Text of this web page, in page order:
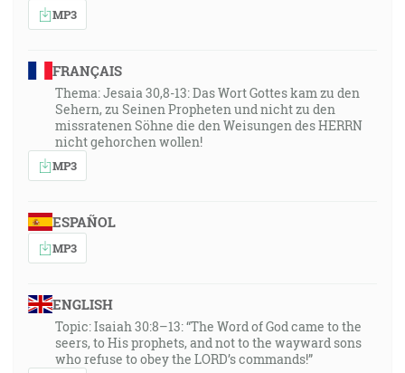
MP3
FRANÇAIS
Thema: Jesaia 30,8-13: Das Wort Gottes kam zu den
Sehern, zu Seinen Propheten und nicht zu den
missratenen Söhne die den Weisungen des HERRN
nicht gehorchen wollen!
MP3
ESPAÑOL
MP3
ENGLISH
Topic: Isaiah 30:8–13: “The Word of God came to the
seers, to His prophets, and not to the wayward sons
who refuse to obey the LORD’s commands!”